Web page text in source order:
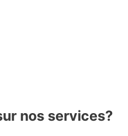
nos services?